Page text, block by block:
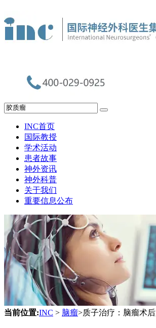
INC首页
国际教授
学术活动
患者故事
神外资讯
神外科普
关于我们
重要信息公布
当前位置:INC > 脑瘤>质子治疗：脑瘤术